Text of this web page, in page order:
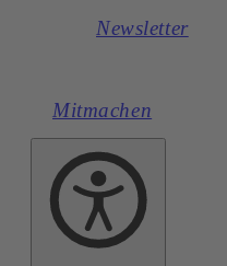
Newsletter
Mitmachen